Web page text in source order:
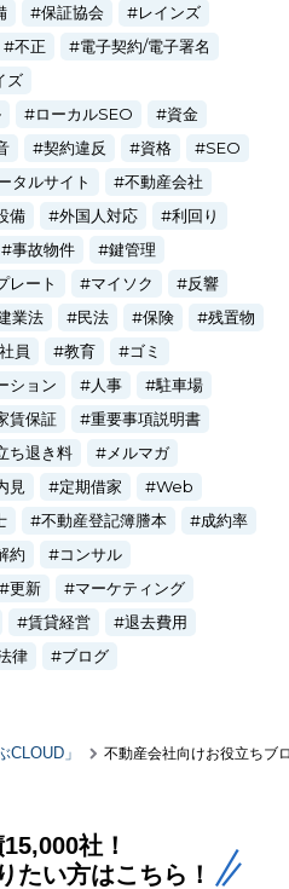
保証協会
レインズ
不正
電子契約/電子署名
ズ
ローカルSEO
資金
契約違反 資格
SEO
タルサイト
不動産会社
備 外国人対応
利回り
事故物件
鍵管理
レート マイソク
反響
業法 民法 保険
残置物
社員 教育
ゴミ
ション 人事
駐車場
賃保証
重要事項説明書
ち退き料
メルマガ
見 定期借家
Web
不動産登記簿謄本
成約率
約
コンサル
更新
マーケティング
賃貸経営
退去費用
律 ブログ
」 不動産会社向けお役立ちブ
社！
たい方はこちら！